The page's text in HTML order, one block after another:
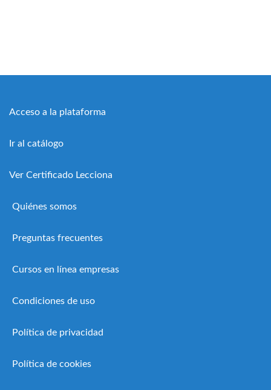
Acceso a la plataforma
Ir al catálogo
Ver Certificado Lecciona
Quiénes somos
Preguntas frecuentes
Cursos en línea empresas
Condiciones de uso
Política de privacidad
Política de cookies